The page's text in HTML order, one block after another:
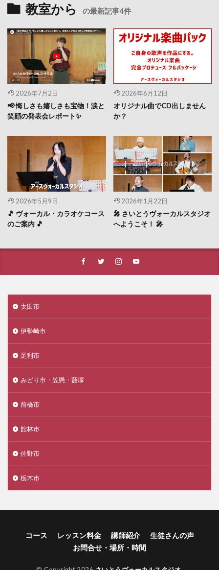
教室から の最新記事4件
2026年7月2日
📢 悔しさも嬉しさも宝物！涙と
笑顔の発表会レポート✨
2026年6月12日
オリジナル曲でCD出しません
か？
2026年5月9日
🎵 ヴォーカル・カラオケコース
のご案内 🎵
2026年1月22日
🎤 さいとうヴォーカルスタジオ
へようこそ！ 🎤
太田市
伊勢崎市
足利市
みどり市・笠懸・藪塚
前橋市
館林市
佐野市
栃木市
コース レッスン料金 講師紹介
生徒さんの声
お問合せ・場所・時間